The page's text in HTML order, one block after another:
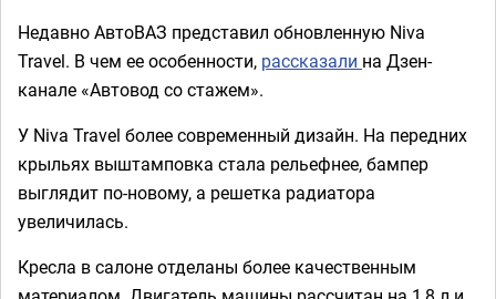
Недавно АвтоВАЗ представил обновленную Niva
Travel. В чем ее особенности, рассказали на Дзен-
канале «Автовод со стажем».
У Niva Travel более современный дизайн. На передних
крыльях выштамповка стала рельефнее, бампер
выглядит по-новому, а решетка радиатора
увеличилась.
Кресла в салоне отделаны более качественным